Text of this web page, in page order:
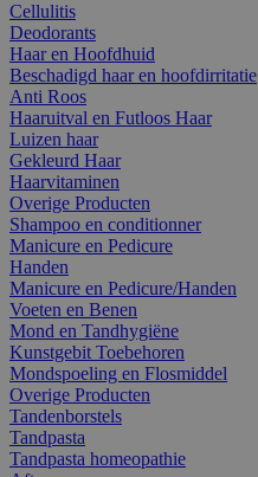
Cellulitis
Deodorants
Haar en Hoofdhuid
Beschadigd haar en hoofdirritatie
Anti Roos
Haaruitval en Futloos Haar
Luizen haar
Gekleurd Haar
Haarvitaminen
Overige Producten
Shampoo en conditionner
Manicure en Pedicure
Handen
Manicure en Pedicure/Handen
Voeten en Benen
Mond en Tandhygiëne
Kunstgebit Toebehoren
Mondspoeling en Flosmiddel
Overige Producten
Tandenborstels
Tandpasta
Tandpasta homeopathie